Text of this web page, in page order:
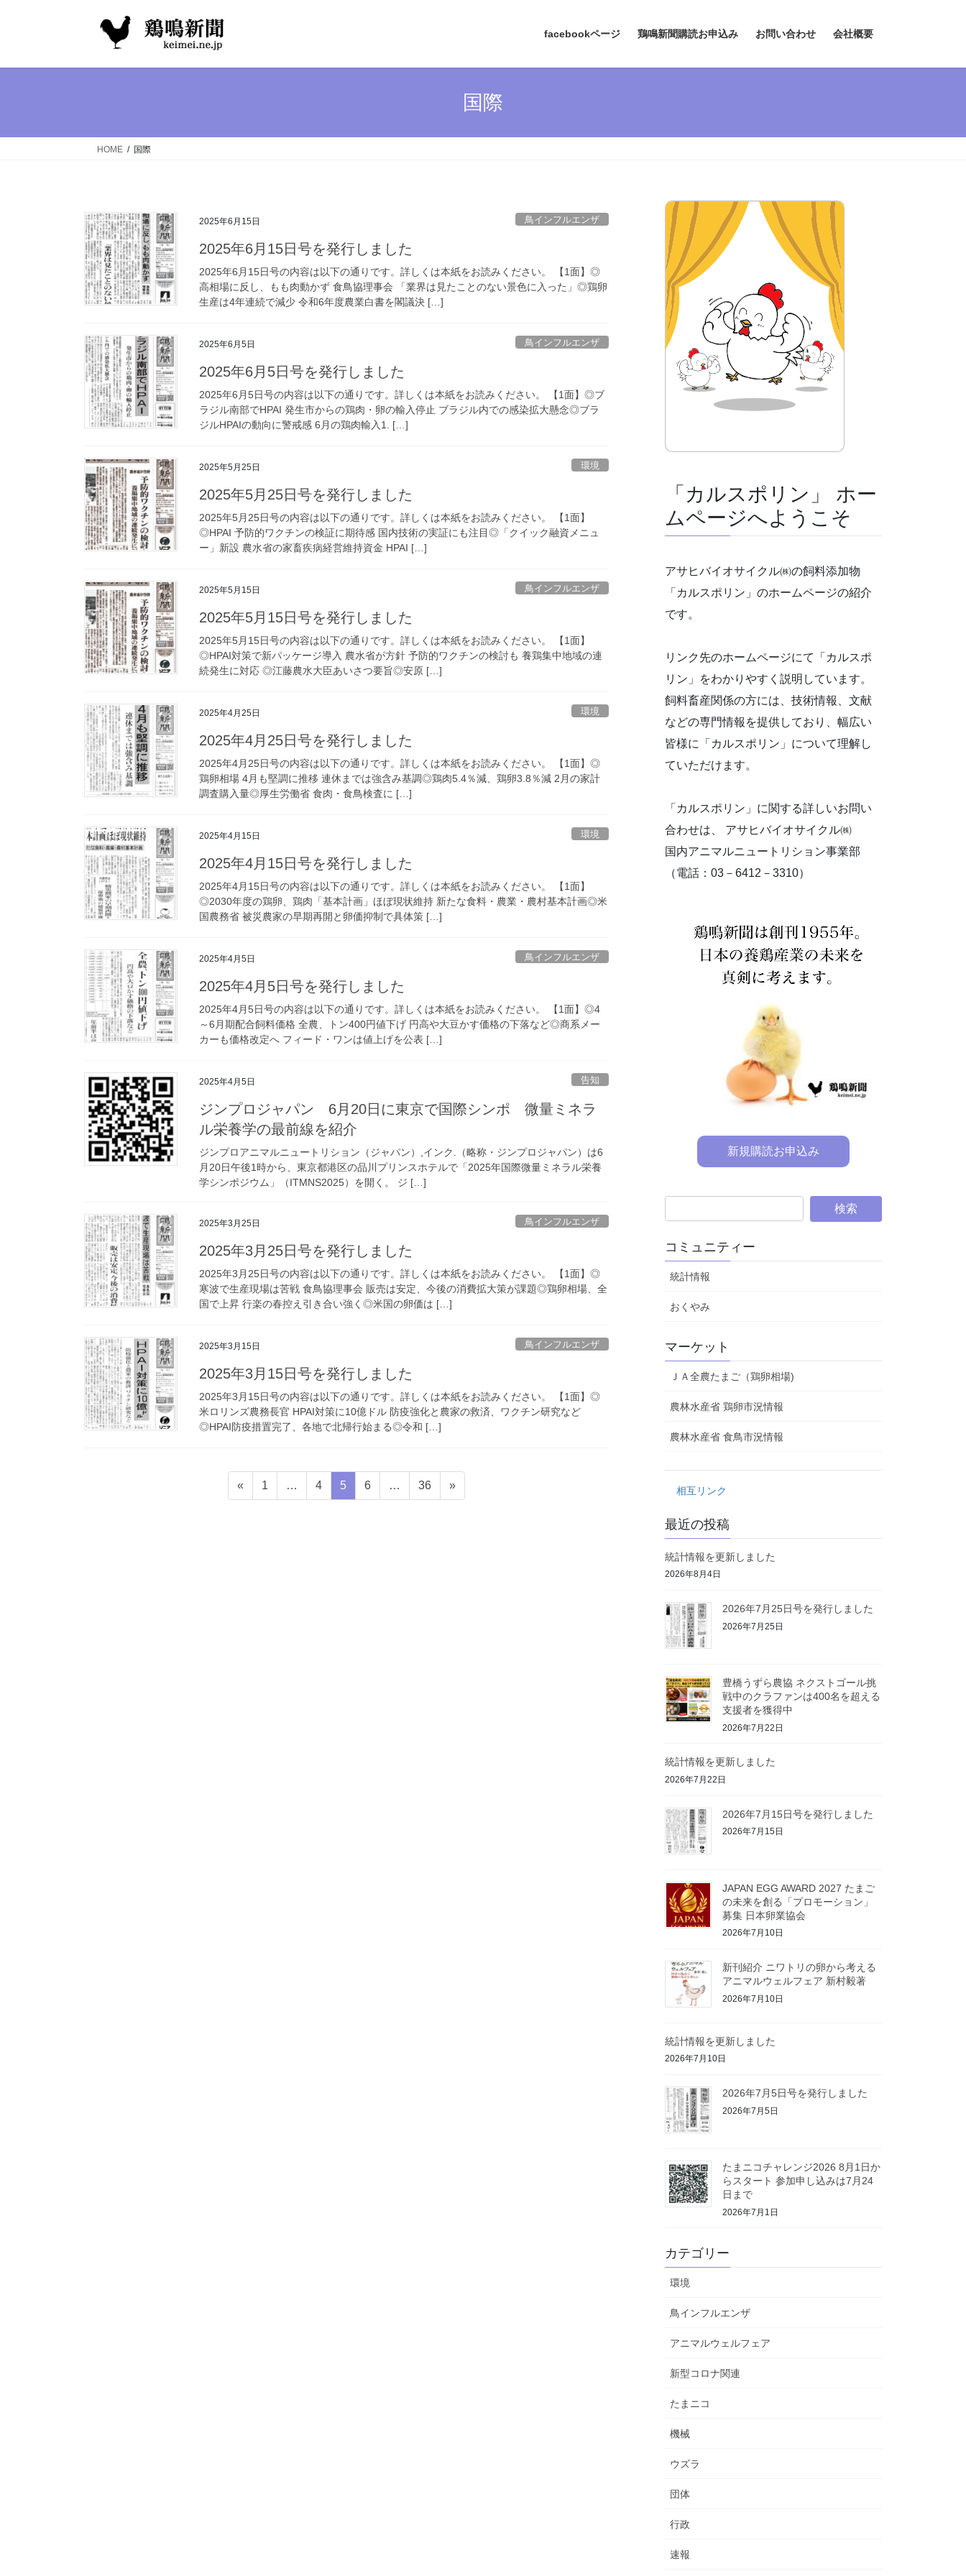
facebookページ 鶏鳴新聞購読お申込み お問い合わせ 会社概要
国際
HOME 国際
2025年6月15日 鳥インフルエンザ
2025年6月15日号を発行しました
2025年6月15日号の内容は以下の通りです。詳しくは本紙をお読みください。 【1面】◎
高相場に反し、もも肉動かず 食鳥協理事会 「業界は見たことのない景色に入った」◎鶏卵
生産は4年連続で減少 令和6年度農業白書を閣議決 […]
2025年6月5日 鳥インフルエンザ
2025年6月5日号を発行しました
2025年6月5日号の内容は以下の通りです。詳しくは本紙をお読みください。 【1面】◎ブ
ラジル南部でHPAI 発生市からの鶏肉・卵の輸入停止 ブラジル内での感染拡大懸念◎ブラ
ジルHPAIの動向に警戒感 6月の鶏肉輸入1. […]
2025年5月25日 環境
2025年5月25日号を発行しました
2025年5月25日号の内容は以下の通りです。詳しくは本紙をお読みください。 【1面】
◎HPAI 予防的ワクチンの検証に期待感 国内技術の実証にも注目◎「クイック融資メニュ
ー」新設 農水省の家畜疾病経営維持資金 HPAI […]
2025年5月15日 鳥インフルエンザ
2025年5月15日号を発行しました
2025年5月15日号の内容は以下の通りです。詳しくは本紙をお読みください。 【1面】
◎HPAI対策で新パッケージ導入 農水省が方針 予防的ワクチンの検討も 養鶏集中地域の連
続発生に対応 ◎江藤農水大臣あいさつ要旨◎安原 […]
2025年4月25日 環境
2025年4月25日号を発行しました
2025年4月25日号の内容は以下の通りです。詳しくは本紙をお読みください。 【1面】◎
鶏卵相場 4月も堅調に推移 連休までは強含み基調◎鶏肉5.4％減、鶏卵3.8％減 2月の家計
調査購入量◎厚生労働省 食肉・食鳥検査に […]
2025年4月15日 環境
2025年4月15日号を発行しました
2025年4月15日号の内容は以下の通りです。詳しくは本紙をお読みください。 【1面】
◎2030年度の鶏卵、鶏肉「基本計画」ほぼ現状維持 新たな食料・農業・農村基本計画◎米
国農務省 被災農家の早期再開と卵価抑制で具体策 […]
2025年4月5日 鳥インフルエンザ
2025年4月5日号を発行しました
2025年4月5日号の内容は以下の通りです。詳しくは本紙をお読みください。 【1面】◎4
～6月期配合飼料価格 全農、トン400円値下げ 円高や大豆かす価格の下落など◎商系メー
カーも価格改定へ フィード・ワンは値上げを公表 […]
2025年4月5日 告知
ジンプロジャパン 6月20日に東京で国際シンポ 微量ミネラ
ル栄養学の最前線を紹介
ジンプロアニマルニュートリション（ジャパン）,インク.（略称・ジンプロジャパン）は6
月20日午後1時から、東京都港区の品川プリンスホテルで「2025年国際微量ミネラル栄養
学シンポジウム」（ITMNS2025）を開く。 ジ […]
2025年3月25日 鳥インフルエンザ
2025年3月25日号を発行しました
2025年3月25日号の内容は以下の通りです。詳しくは本紙をお読みください。 【1面】◎
寒波で生産現場は苦戦 食鳥協理事会 販売は安定、今後の消費拡大策が課題◎鶏卵相場、全
国で上昇 行楽の春控え引き合い強く◎米国の卵価は […]
2025年3月15日 鳥インフルエンザ
2025年3月15日号を発行しました
2025年3月15日号の内容は以下の通りです。詳しくは本紙をお読みください。 【1面】◎
米ロリンズ農務長官 HPAI対策に10億ドル 防疫強化と農家の救済、ワクチン研究など
◎HPAI防疫措置完了、各地で北帰行始まる◎令和 […]
«
固
定
1 …
固
定
4
固
定
5
固
定
6 …
固
定
36 »
「カルスポリン」 ホー
ムページへようこそ
アサヒバイオサイクル㈱の飼料添加物
「カルスポリン」のホームページの紹介
です。
リンク先のホームページにて「カルスポ
リン」をわかりやすく説明しています。
飼料畜産関係の方には、技術情報、文献
などの専門情報を提供しており、幅広い
皆様に「カルスポリン」について理解し
ていただけます。
「カルスポリン」に関する詳しいお問い
合わせは、 アサヒバイオサイクル㈱
国内アニマルニュートリション事業部
（電話：03－6412－3310）
新規購読お申込み
コミュニティー
統計情報
おくやみ
マーケット
ＪＡ全農たまご（鶏卵相場)
農林水産省 鶏卵市況情報
農林水産省 食鳥市況情報
相互リンク
最近の投稿
統計情報を更新しました
2026年8月4日
2026年7月25日号を発行しました
2026年7月25日
豊橋うずら農協 ネクストゴール挑
戦中のクラファンは400名を超える
支援者を獲得中
2026年7月22日
統計情報を更新しました
2026年7月22日
2026年7月15日号を発行しました
2026年7月15日
JAPAN EGG AWARD 2027 たまご
の未来を創る「プロモーション」
募集 日本卵業協会
2026年7月10日
新刊紹介 ニワトリの卵から考える
アニマルウェルフェア 新村毅著
2026年7月10日
統計情報を更新しました
2026年7月10日
2026年7月5日号を発行しました
2026年7月5日
たまニコチャレンジ2026 8月1日か
らスタート 参加申し込みは7月24
日まで
2026年7月1日
カテゴリー
環境
鳥インフルエンザ
アニマルウェルフェア
新型コロナ関連
たまニコ
機械
ウズラ
団体
行政
速報